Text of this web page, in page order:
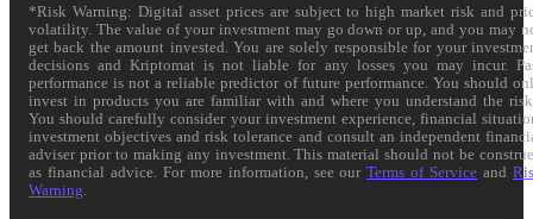
*Risk Warning: Digital asset prices are subject to high market risk and
volatility. The value of your investment may go down or up, and you may
get back the amount invested. You are solely responsible for your
decisions and Kriptomat is not liable for any losses you may incur.
performance is not a reliable predictor of future performance. You should
invest in products you are familiar with and where you understand the
You should carefully consider your investment experience, financial
investment objectives and risk tolerance and consult an independent
adviser prior to making any investment. This material should not be
as financial advice. For more information, see ourTerms of Service and
Warning